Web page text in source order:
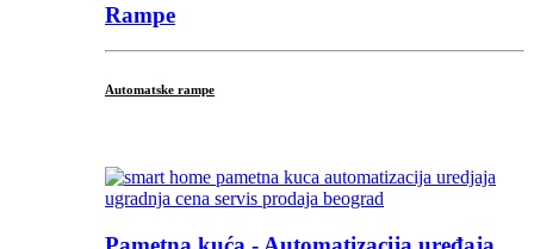
Rampe
Automatske rampe